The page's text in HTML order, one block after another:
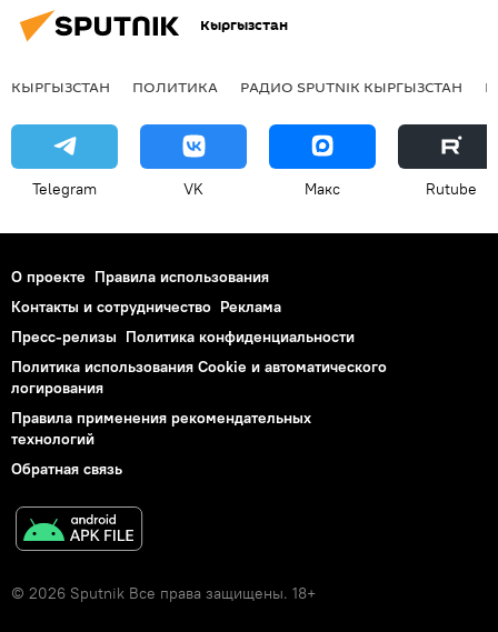
Кыргызстан
КЫРГЫЗСТАН ПОЛИТИКА РАДИО SPUTNIK КЫРГЫЗСТАН
Telegram VK Макс Rutube
О проекте Правила использования
Контакты и сотрудничество Реклама
Пресс-релизы Политика конфиденциальности
Политика использования Cookie и автоматического
логирования
Правила применения рекомендательных
технологий
Обратная связь
© 2026 Sputnik Все права защищены. 18+